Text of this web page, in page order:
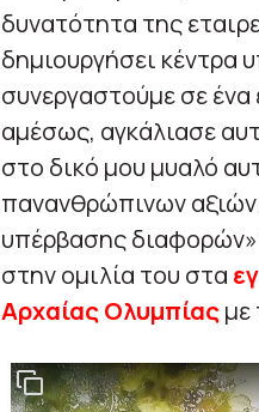
δυνατότητα της
δημιουργήσει κέντρα
συνεργαστούμε σε
αμέσως, αγκάλιασε
στο δικό μου μυαλό
πανανθρώπινων
υπέρβασης
στην ομιλία του στα
Αρχαίας Ολυμπίας με